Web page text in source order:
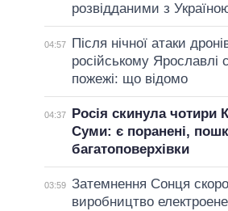
розвідданими з
04:57
Після нічної атаки
російському Ярославлі
пожежі: що відомо
04:37
Росія скинула чотири
Суми: є поранені,
багатоповерхівки
03:59 Затемнення Сонця
виробництво